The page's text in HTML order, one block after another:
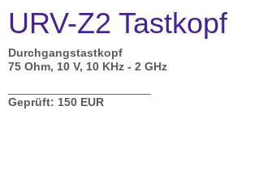
URV-Z2 Tastkopf
Durchgangstastkopf
75 Ohm, 10 V, 10 KHz - 2 GHz
Geprüft: 150 EUR